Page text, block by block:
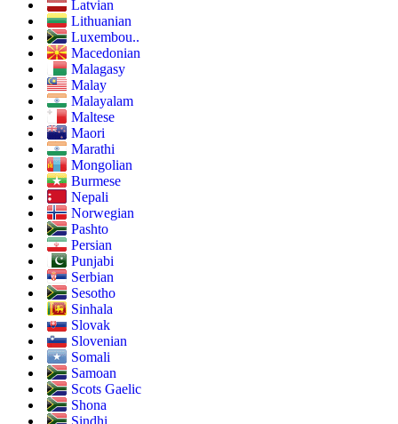
Latvian
Lithuanian
Luxembou..
Macedonian
Malagasy
Malay
Malayalam
Maltese
Maori
Marathi
Mongolian
Burmese
Nepali
Norwegian
Pashto
Persian
Punjabi
Serbian
Sesotho
Sinhala
Slovak
Slovenian
Somali
Samoan
Scots Gaelic
Shona
Sindhi